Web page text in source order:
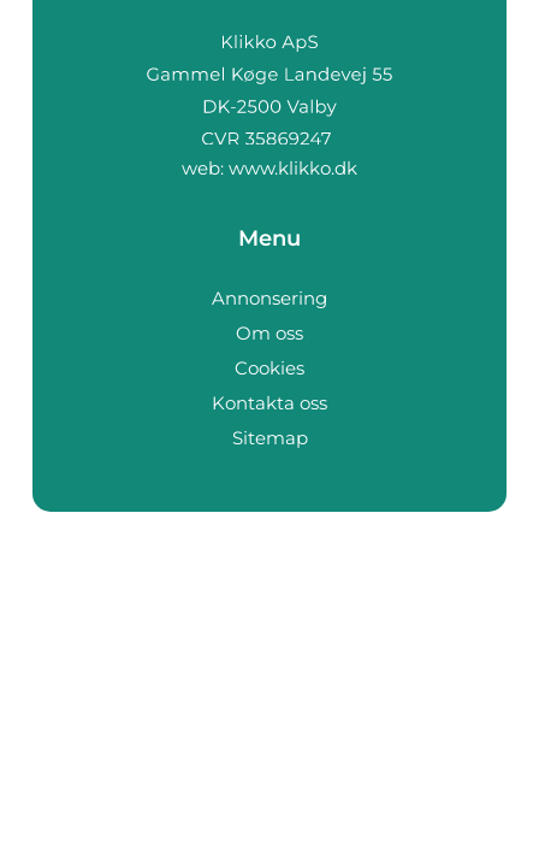
web: www.klikko.dk
Menu
Annonsering
Om oss
Cookies
Kontakta oss
Sitemap